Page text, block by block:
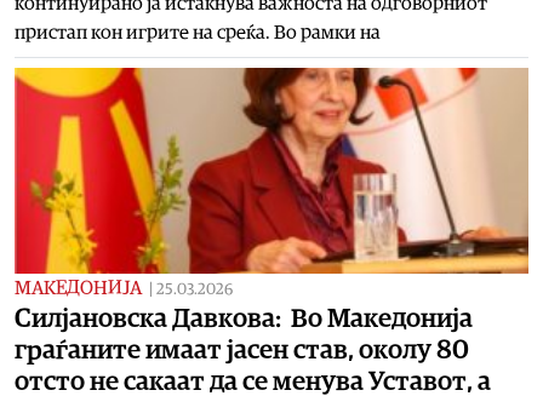
пристап кон игрите на среќа. Во рамки на
МАКЕДОНИЈА 25.03.2026
Силјановска Давкова: Во Македонија
граѓаните имаат јасен став, околу 80
отсто не сакаат да се менува Уставот, а